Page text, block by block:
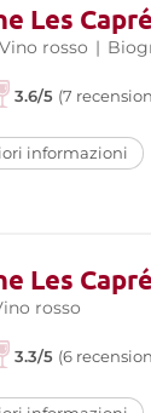
Les
Vino rosso |
3.6/5 (7
informazioni
Les
rosso
3.3/5 (6